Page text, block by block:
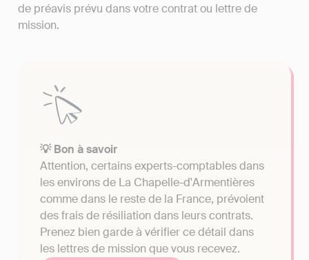
de préavis prévu dans votre contrat ou lettre de
mission.
💡 Bon à savoir
Attention, certains experts-comptables dans
les environs de La Chapelle-d'Armentières
comme dans le reste de la France, prévoient
des frais de résiliation dans leurs contrats.
Prenez bien garde à vérifier ce détail dans
les lettres de mission que vous recevez.